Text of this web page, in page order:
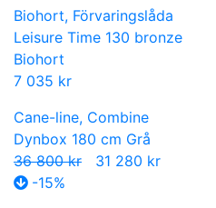
Biohort, Förvaringslåda
Leisure Time 130 bronze
Biohort
7 035 kr
Cane-line, Combine
Dynbox 180 cm Grå
36 800 kr 31 280 kr
-15%